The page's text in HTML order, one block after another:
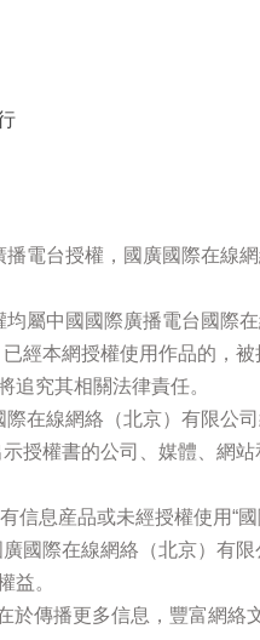
電台授權，國廣國際在線
屬中國國際廣播電台國際
經本網授權使用作品的，
追究其相關法律責任。
在線網絡（北京）有限公
授權書的公司、媒體、網站
信息産品或未經授權使用“
國際在線網絡（北京）有
益。
傳播更多信息，豐富網絡